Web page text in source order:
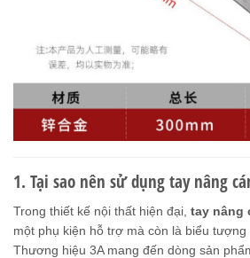
1. Tại sao nên sử dụng tay nâng
Trong thiết kế nội thất hiện đại, tay nâng
một phụ kiện hỗ trợ mà còn là biểu tượng
Thương hiệu 3A mang đến dòng sản